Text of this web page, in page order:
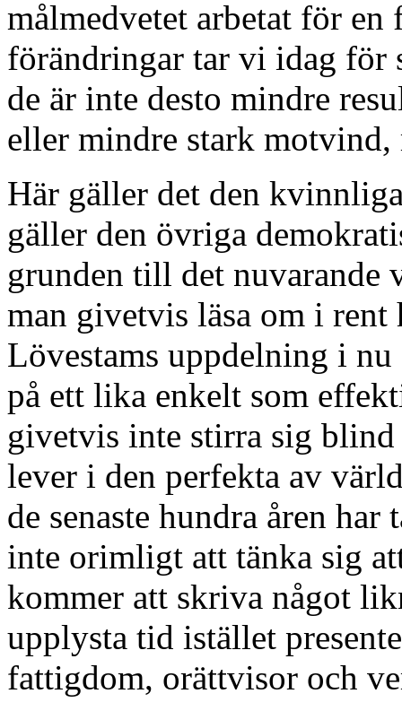
målmedvetet arbetat för en
förändringar tar vi idag för
de är inte desto mindre
eller mindre stark motvind,
Här gäller det den
gäller den övriga
grunden till det nuvarande
man givetvis läsa om i rent
Lövestams uppdelning i
på ett lika enkelt som
givetvis inte stirra sig
lever i den perfekta av
de senaste hundra åren
inte orimligt att tänka sig
kommer att skriva något
upplysta tid istället
fattigdom, orättvisor och